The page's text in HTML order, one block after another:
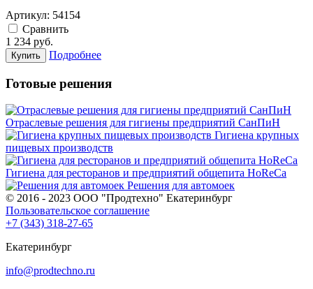
Артикул: 54154
Cравнить
1 234 руб.
Купить Подробнее
Готовые решения
Отраслевые решения для гигиены предприятий СанПиН
Гигиена крупных
пищевых производств
Гигиена для ресторанов и предприятий общепита HoReCa
Решения для автомоек
© 2016 - 2023 ООО "Продтехно" Екатеринбург
Пользовательское соглашение
+7 (343) 318-27-65
Екатеринбург
info@prodtechno.ru